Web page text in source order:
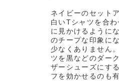
ネイビーのセット
白いTシャツを合
に見かけるように
のチープな印象に
少なくありません
ツを黒などのダー
ザーシューズにす
フを効かせるのも